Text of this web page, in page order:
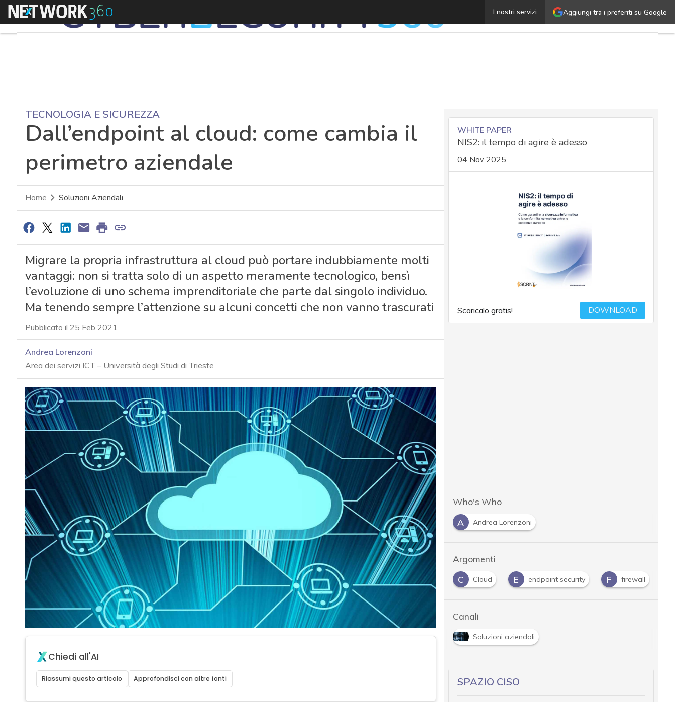
Aggiungi tra i preferiti su Google
I nostri servizi
Menu Dall’endpoint al cloud: come cambia il perimetro
TECNOLOGIA E SICUREZZA
Dall’endpoint al cloud: come cambia il
perimetro aziendale
Home Soluzioni Aziendali
Migrare la propria infrastruttura al cloud può portare indubbiamente molti
vantaggi: non si tratta solo di un aspetto meramente tecnologico, bensì
l’evoluzione di uno schema imprenditoriale che parte dal singolo individuo.
Ma tenendo sempre l’attenzione su alcuni concetti che non vanno trascurati
Pubblicato il 25 Feb 2021
Andrea Lorenzoni
Area dei servizi ICT – Università degli Studi di Trieste
Chiedi all'AI
Riassumi questo articolo Approfondisci con altre fonti
WHITE PAPER
NIS2: il tempo di agire è adesso
04 Nov 2025
Scaricalo gratis! DOWNLOAD
Who's Who
A
Andrea Lorenzoni
Argomenti
B
Backup C Cloud E endpoint security F firewall
Canali
Soluzioni aziendali
SPAZIO CISO